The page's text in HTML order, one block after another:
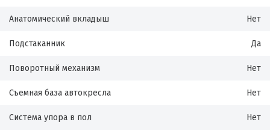
Анатомический вкладыш Нет
Подстаканник Да
Поворотный механизм Нет
Съемная база автокресла Нет
Система упора в пол Нет